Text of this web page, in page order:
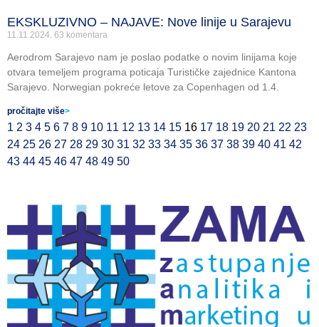
EKSKLUZIVNO – NAJAVE: Nove linije u Sarajevu
11.11.2024. 63 komentara
Aerodrom Sarajevo nam je poslao podatke o novim linijama koje
otvara temeljem programa poticaja Turističke zajednice Kantona
Sarajevo. Norwegian pokreće letove za Copenhagen od 1.4.
pročitajte više>
1 2 3 4 5 6 7 8 9 10 11 12 13 14 15 16 17 18 19 20 21 22 23
24 25 26 27 28 29 30 31 32 33 34 35 36 37 38 39 40 41 42
43 44 45 46 47 48 49 50